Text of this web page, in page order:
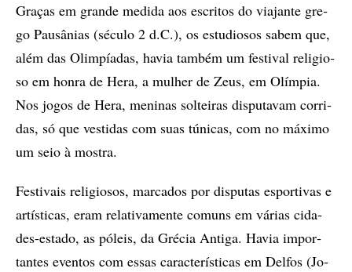
Gra­ças em gran­de me­di­da aos es­cri­tos do vi­a­jan­te gre­
go Pau­sâ­ni­as (sé­cu­lo 2 d.C.), os es­tu­di­o­sos sa­bem que,
além das Olim­pí­a­das, ha­via tam­bém um fes­ti­val re­li­gio­
so em hon­ra de Hera, a mu­­lher de Zeus, em Olím­pia.
Nos jo­gos de Hera, me­ni­nas sol­tei­ras dis­pu­ta­vam cor­ri­
das, só que ves­ti­das com suas tú­ni­cas, com no má­xi­mo
um seio à mos­tra.
Fes­ti­vais re­li­gio­sos, mar­ca­dos por dis­pu­tas es­por­ti­vas e
ar­tís­ti­cas, eram re­la­ti­va­men­te co­muns em vá­ri­as ci­da­
des-es­ta­do, as pó­leis, da Gré­cia An­ti­ga. Ha­via im­por­
tan­tes even­tos com es­sas ca­rac­te­rís­ti­cas em Del­fos (Jo­